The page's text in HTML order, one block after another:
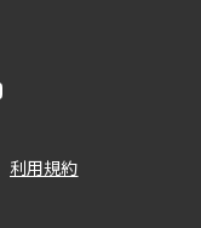
利用規約